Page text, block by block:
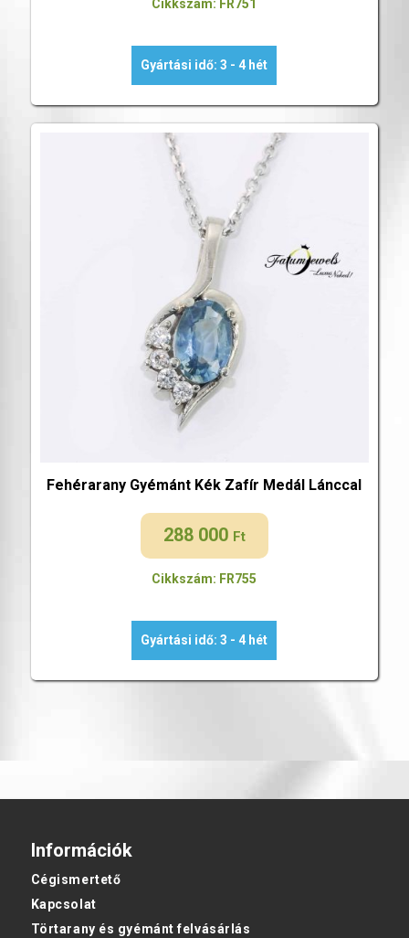
Cikkszám: FR751
Gyártási idő: 3 - 4 hét
Fehérarany Gyémánt Kék Zafír Medál Lánccal
288 000 Ft
Cikkszám: FR755
Gyártási idő: 3 - 4 hét
Információk
Cégismertető
Kapcsolat
Törtarany és gyémánt felvásárlás